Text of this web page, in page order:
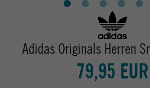
Adidas Originals Herren
79,95 EUR